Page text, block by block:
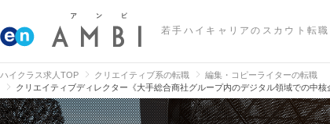
若手ハイキャリアのスカウト転職
ハイクラス求人TOP クリエイティブ系の転職
編集・コピーライターの転職
クリエイティブディレクター《大手総合商社グループ内のデジタル領域での中核